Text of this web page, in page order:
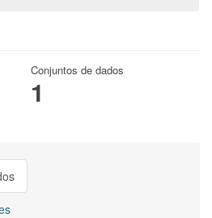
Conjuntos de dados
1